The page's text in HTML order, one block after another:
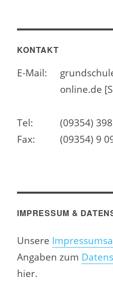
KONTAKT
E-Mail:
online.de
Tel:
(09354) 398
Fax:
(09354) 9
IMPRESSUM &
Unsere
Angaben zum
hier.